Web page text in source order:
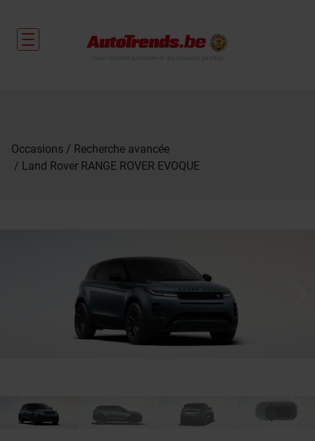
Occasions
Recherche avancée
Land Rover RANGE ROVER EVOQUE